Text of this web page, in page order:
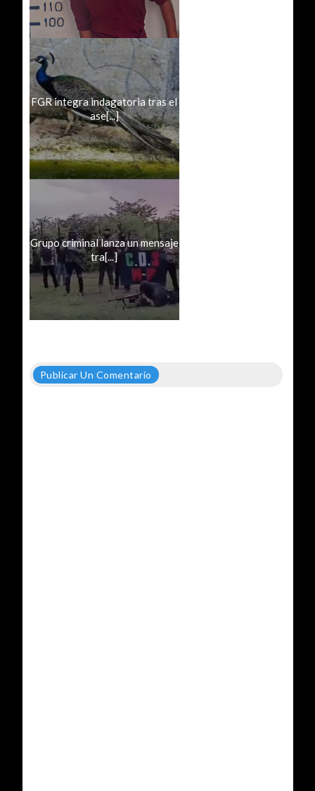
FGR integra indagatoria tras el
ase[...]
Grupo criminal lanza un mensaje
tra[...]
Publicar Un Comentario